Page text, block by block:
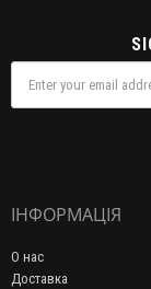
ІНФОРМАЦІЯ
О нас
Доставка